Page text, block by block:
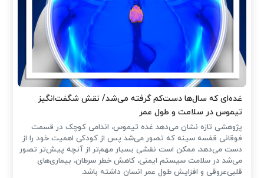
غده‌ای که سال‌ها دست‌کم گرفته می‌شد/ نقش شگفت‌انگیز
تیموس در سلامت و طول عمر
پژوهشی تازه نشان می‌دهد غده تیموس، اندامی کوچک در قسمت
فوقانی قفسه سینه که تصور می‌شد پس از کودکی اهمیت خود را از
دست می‌دهد، ممکن است نقشی بسیار مهم‌تر از آنچه پیش‌تر تصور
می‌شد در سلامت سیستم ایمنی، کاهش خطر سرطان، بیماری‌های
قلبی‌عروقی و افزایش طول عمر انسان داشته باشد.